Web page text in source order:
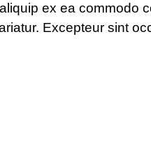
ex ea commodo
Excepteur sint